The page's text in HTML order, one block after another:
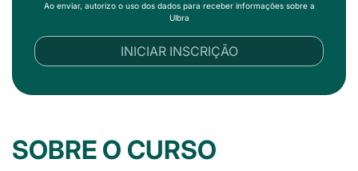
Ao enviar, autorizo o uso dos dados para receber informações sobre a
Ulbra
INICIAR INSCRIÇÃO
SOBRE O CURSO